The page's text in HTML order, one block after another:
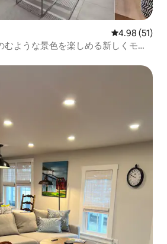
レビュー51
4.98 (51)
ような景色を楽しめる新しくモダ
です。